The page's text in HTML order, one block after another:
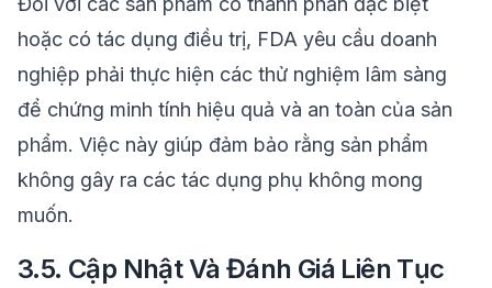
hoặc có tác dụng điều trị, FDA yêu cầu doanh
nghiệp phải thực hiện các thử nghiệm lâm sàng
để chứng minh tính hiệu quả và an toàn của sản
phẩm. Việc này giúp đảm bảo rằng sản phẩm
không gây ra các tác dụng phụ không mong
muốn.
3.5. Cập Nhật Và Đánh Giá Liên Tục